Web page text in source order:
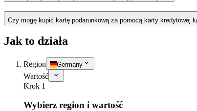
Czy mogę kupić kartę podarunkową za pomocą karty kredytowej
Jak to działa
Region Germany
Wartość
Krok 1
Wybierz region i wartość